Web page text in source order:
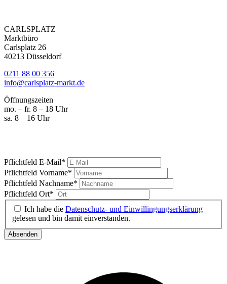
CARLSPLATZ
Marktbüro
Carlsplatz 26
40213 Düsseldorf
0211 88 00 356
info@carlsplatz-markt.de
Öffnungszeiten
mo. – fr. 8 – 18 Uhr
sa. 8 – 16 Uhr
Pflichtfeld E-Mail*
Pflichtfeld Vorname*
Pflichtfeld Nachname*
Pflichtfeld Ort*
Ich habe die Datenschutz- und Einwillingungserklärung
gelesen und bin damit einverstanden.
Absenden